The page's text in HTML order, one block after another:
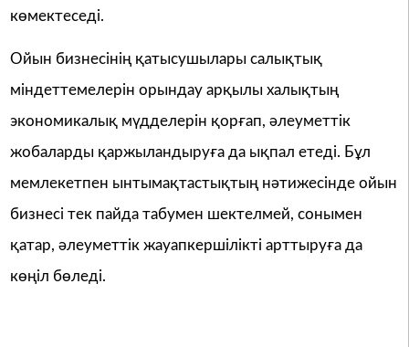
көмектеседі.
Ойын бизнесінің қатысушылары салықтық
міндеттемелерін орындау арқылы халықтың
экономикалық мүдделерін қорғап, әлеуметтік
жобаларды қаржыландыруға да ықпал етеді. Бұл
мемлекетпен ынтымақтастықтың нәтижесінде ойын
бизнесі тек пайда табумен шектелмей, сонымен
қатар, әлеуметтік жауапкершілікті арттыруға да
көңіл бөледі.